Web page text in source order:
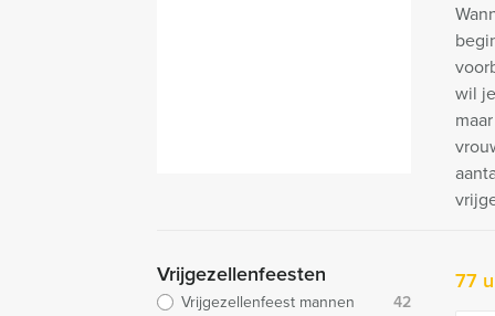
wil
Vrijgezellenfeesten
Vrijgezellenfeest mannen
42
77